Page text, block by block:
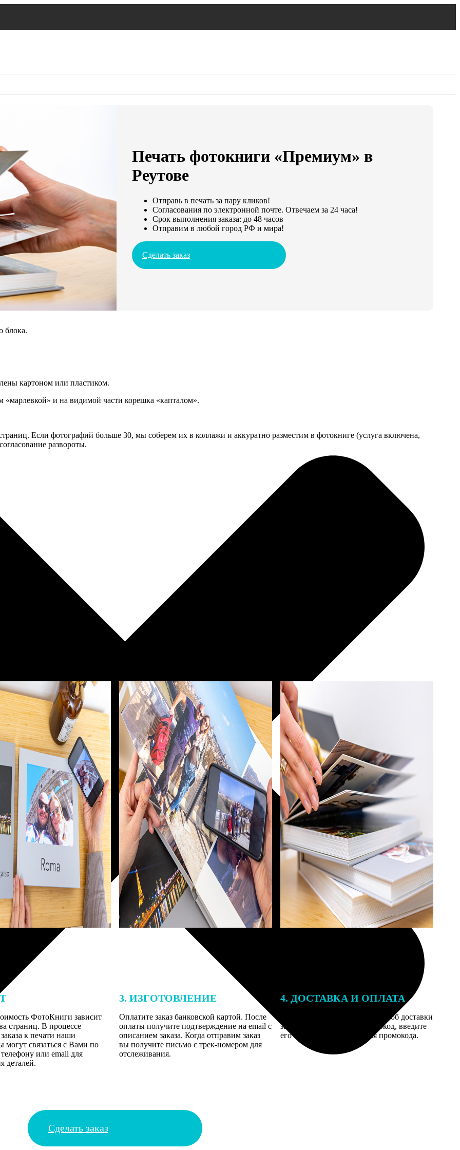
Печать фотокниги «Премиум» в
Реутове
Отправь в печать за пару кликов!
Согласования по электронной почте. Отвечаем за 24 часа!
Срок выполнения заказа: до 48 часов
Отправим в любой город РФ и мира!
Сделать заказ
блока.
картоном или пластиком.
и на видимой части корешка «капталом».
Если фотографий больше 30, мы соберем их в коллажи и аккуратно разместим в фотокниге (услуга включена,
развороты.
ФотоКниги зависит
страниц. В процессе
к печати наши
могут связаться с Вами по
или email для
деталей.
3. ИЗГОТОВЛЕНИЕ
Оплатите заказ банковской картой. После
оплаты получите подтверждение на email с
описанием заказа. Когда отправим заказ
вы получите письмо с трек-номером для
отслеживания.
4. ДОСТАВКА И ОПЛАТА
Введите адрес и выберите способ доставки
заказа. Если у вас есть промокод, введите
его в специальное поле для промокода.
Сделать заказ